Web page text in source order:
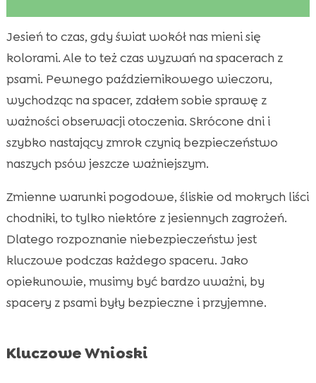
 Dlaczego jesień jest szczególnie
niebezpieczna dla naszych pupili?
 Jakie zagrożenia mogą spotkać nasze psy
podczas spacerów?

Znaczenie monitorowania okolicy podczas
spaceru
Wskazówki dotyczące bezpiecznych
 Znaczenie rozproszenia uwagi psa

Sposoby na poprawę widoczności podczas
jesiennych spacerów
 Właściwe przygotowanie przed spacerem

Produkty CricksyDog dla zdrowia i
bezpieczeństwa psa
Jak psy wykrywają niebezpieczeństwa?
Jesień to czas, gdy świat wokół nas mieni się
kolorami. Ale to też czas wyzwań na spacerach z
psami. Pewnego październikowego wieczoru,
wychodząc na spacer, zdałem sobie sprawę z
ważności obserwacji otoczenia. Skrócone dni i
szybko nastający zmrok czynią bezpieczeństwo
naszych psów jeszcze ważniejszym.
Zmienne warunki pogodowe, śliskie od mokrych liści
chodniki, to tylko niektóre z jesiennych zagrożeń.
Dlatego rozpoznanie niebezpieczeństw jest
kluczowe podczas każdego spaceru. Jako
opiekunowie, musimy być bardzo uważni, by
spacery z psami były bezpieczne i przyjemne.
Kluczowe Wnioski